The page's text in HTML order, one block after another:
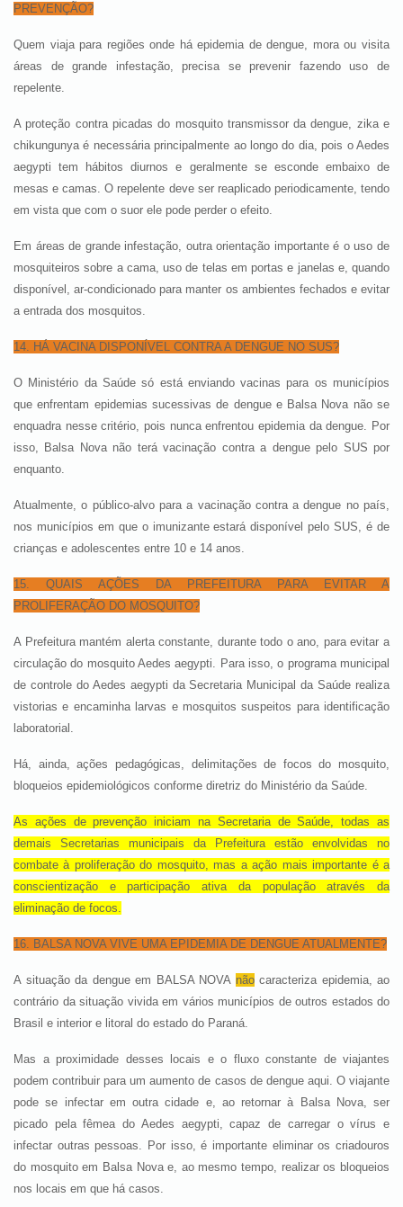
PREVENÇÃO?
Quem viaja para regiões onde há epidemia de dengue, mora ou visita
áreas de grande infestação, precisa se prevenir fazendo uso de
repelente.
A proteção contra picadas do mosquito transmissor da dengue, zika e
chikungunya é necessária principalmente ao longo do dia, pois o Aedes
aegypti tem hábitos diurnos e geralmente se esconde embaixo de
mesas e camas. O repelente deve ser reaplicado periodicamente, tendo
em vista que com o suor ele pode perder o efeito.
Em áreas de grande infestação, outra orientação importante é o uso de
mosquiteiros sobre a cama, uso de telas em portas e janelas e, quando
disponível, ar-condicionado para manter os ambientes fechados e evitar
a entrada dos mosquitos.
14. HÁ VACINA DISPONÍVEL CONTRA A DENGUE NO SUS?
O Ministério da Saúde só está enviando vacinas para os municípios
que enfrentam epidemias sucessivas de dengue e Balsa Nova não se
enquadra nesse critério, pois nunca enfrentou epidemia da dengue. Por
isso, Balsa Nova não terá vacinação contra a dengue pelo SUS por
enquanto.
Atualmente, o público-alvo para a vacinação contra a dengue no país,
nos municípios em que o imunizante estará disponível pelo SUS, é de
crianças e adolescentes entre 10 e 14 anos.
15. QUAIS AÇÕES DA PREFEITURA PARA EVITAR A
PROLIFERAÇÃO DO MOSQUITO?
A Prefeitura mantém alerta constante, durante todo o ano, para evitar a
circulação do mosquito Aedes aegypti. Para isso, o programa municipal
de controle do Aedes aegypti da Secretaria Municipal da Saúde realiza
vistorias e encaminha larvas e mosquitos suspeitos para identificação
laboratorial.
Há, ainda, ações pedagógicas, delimitações de focos do mosquito,
bloqueios epidemiológicos conforme diretriz do Ministério da Saúde.
As ações de prevenção iniciam na Secretaria de Saúde, todas as
demais Secretarias municipais da Prefeitura estão envolvidas no
combate à proliferação do mosquito, mas a ação mais importante é a
conscientização e participação ativa da população através da
eliminação de focos.
16. BALSA NOVA VIVE UMA EPIDEMIA DE DENGUE ATUALMENTE?
A situação da dengue em BALSA NOVA nãocaracteriza epidemia, ao
contrário da situação vivida em vários municípios de outros estados do
Brasil e interior e litoral do estado do Paraná.
Mas a proximidade desses locais e o fluxo constante de viajantes
podem contribuir para um aumento de casos de dengue aqui. O viajante
pode se infectar em outra cidade e, ao retornar à Balsa Nova, ser
picado pela fêmea do Aedes aegypti, capaz de carregar o vírus e
infectar outras pessoas. Por isso, é importante eliminar os criadouros
do mosquito em Balsa Nova e, ao mesmo tempo, realizar os bloqueios
nos locais em que há casos.